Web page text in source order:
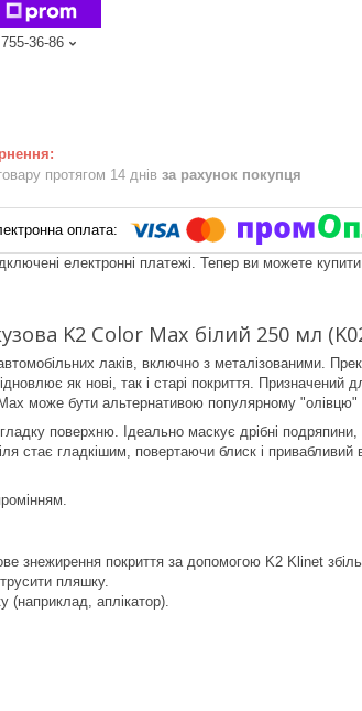
36-86
протягом 14 днів за рахунок покупця
електронні платежі. Тепер ви можете
K2 Color Max білий 250 мл
лаків, включно з металізованими.
як нові, так і старі покриття. Призначений
може бути альтернативою популярному "олівцю"
поверхню. Ідеально маскує дрібні подряпини,
стає гладкішим, повертаючи блиск і привабливий
знежирення покриття за допомогою K2 Klinet
пляшку.
(наприклад, аплікатор).